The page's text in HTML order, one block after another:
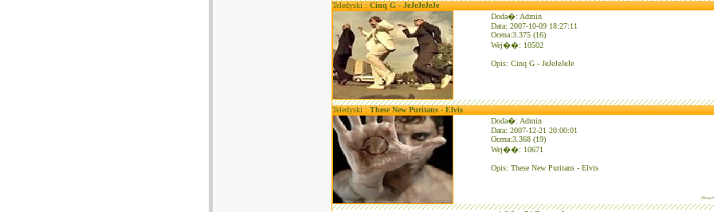
Teledyski :Cinq G - JeJeJeJeJe
Doda�: Admin
Data: 2007-10-09 18:27:11
Ocena:3.375 (16)
Wej��: 10502
Opis: Cinq G - JeJeJeJeJe
Teledyski :These New Puritans - Elvis
Doda�: Admin
Data: 2007-12-21 20:00:01
Ocena:3.368 (19)
Wej��: 10671
Opis: These New Puritans - Elvis
|These